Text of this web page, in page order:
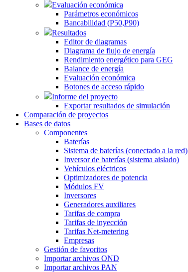
Evaluación económica
Parámetros económicos
Bancabilidad (P50,P90)
Resultados
Editor de diagramas
Diagrama de flujo de energía
Rendimiento energético para GEG
Balance de energía
Evaluación económica
Botones de acceso rápido
Informe del proyecto
Exportar resultados de simulación
Comparación de proyectos
Bases de datos
Componentes
Baterías
Sistema de baterías (conectado a la red)
Inversor de baterías (sistema aislado)
Vehículos eléctricos
Optimizadores de potencia
Módulos FV
Inversores
Generadores auxiliares
Tarifas de compra
Tarifas de inyección
Tarifas Net-metering
Empresas
Gestión de favoritos
Importar archivos OND
Importar archivos PAN